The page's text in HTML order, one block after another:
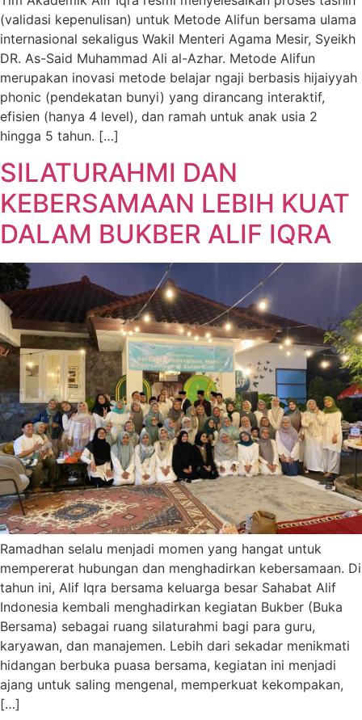
(validasi kepenulisan) untuk Metode Alifun bersama ulama
internasional sekaligus Wakil Menteri Agama Mesir, Syeikh
DR. As-Said Muhammad Ali al-Azhar. Metode Alifun
merupakan inovasi metode belajar ngaji berbasis hijaiyyah
phonic (pendekatan bunyi) yang dirancang interaktif,
efisien (hanya 4 level), dan ramah untuk anak usia 2
hingga 5 tahun. […]
SILATURAHMI DAN
KEBERSAMAAN LEBIH KUAT
DALAM BUKBER ALIF IQRA
Ramadhan selalu menjadi momen yang hangat untuk
mempererat hubungan dan menghadirkan kebersamaan. Di
tahun ini, Alif Iqra bersama keluarga besar Sahabat Alif
Indonesia kembali menghadirkan kegiatan Bukber (Buka
Bersama) sebagai ruang silaturahmi bagi para guru,
karyawan, dan manajemen. Lebih dari sekadar menikmati
hidangan berbuka puasa bersama, kegiatan ini menjadi
ajang untuk saling mengenal, memperkuat kekompakan,
[…]